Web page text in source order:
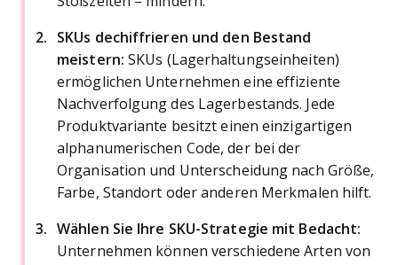
SKUs dechiffrieren und den Bestand
meistern: SKUs (Lagerhaltungseinheiten)
ermöglichen Unternehmen eine effiziente
Nachverfolgung des Lagerbestands. Jede
Produktvariante besitzt einen einzigartigen
alphanumerischen Code, der bei der
Organisation und Unterscheidung nach Größe,
Farbe, Standort oder anderen Merkmalen hilft.
Wählen Sie Ihre SKU-Strategie mit Bedacht:
Unternehmen können verschiedene Arten von